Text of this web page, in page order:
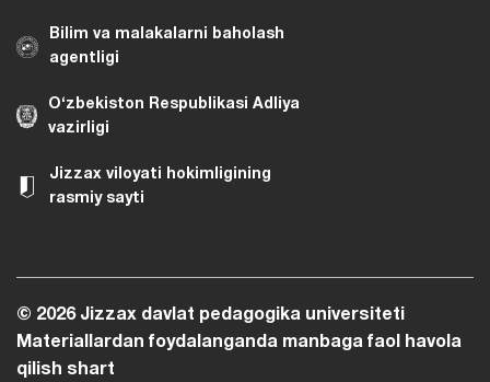
Bilim va malakalarni baholash
agentligi
O‘zbekiston Respublikasi Adliya
vazirligi
Jizzax viloyati hokimligining
rasmiy sayti
© 2026 Jizzax davlat pedagogika universiteti
Materiallardan foydalanganda manbaga faol havola
qilish shart